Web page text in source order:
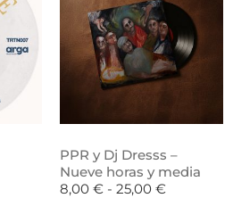
PPR y Dj Dresss –
Nueve horas y media
8,00 € - 25,00 €